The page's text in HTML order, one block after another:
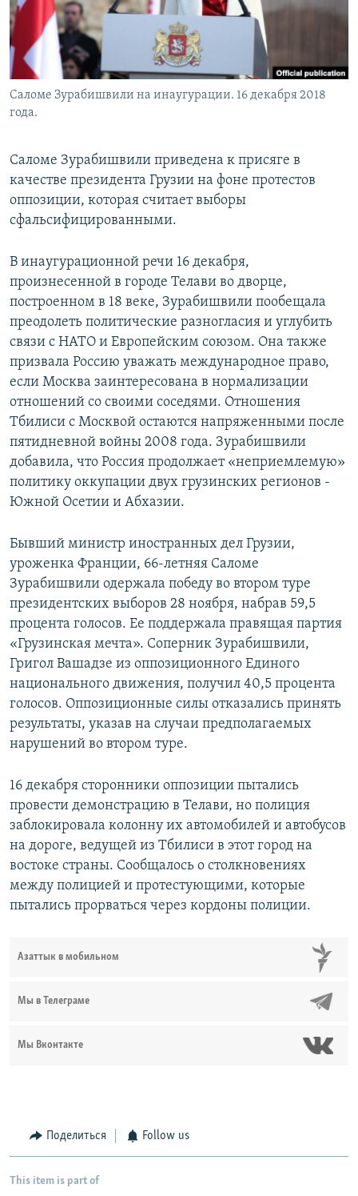
Саломе Зурабишвили на инаугурации. 16 декабря 2018
года.
Саломе Зурабишвили приведена к присяге в
качестве президента Грузии на фоне протестов
оппозиции, которая считает выборы
сфальсифицированными.
В инаугурационной речи 16 декабря,
произнесенной в городе Телави во дворце,
построенном в 18 веке, Зурабишвили пообещала
преодолеть политические разногласия и углубить
связи с НАТО и Европейским союзом. Она также
призвала Россию уважать международное право,
если Москва заинтересована в нормализации
отношений со своими соседями. Отношения
Тбилиси с Москвой остаются напряженными после
пятидневной войны 2008 года. Зурабишвили
добавила, что Россия продолжает «неприемлемую»
политику оккупации двух грузинских регионов -
Южной Осетии и Абхазии.
Бывший министр иностранных дел Грузии,
уроженка Франции, 66-летняя Саломе
Зурабишвили одержала победу во втором туре
президентских выборов 28 ноября, набрав 59,5
процента голосов. Ее поддержала правящая партия
«Грузинская мечта». Соперник Зурабишвили,
Григол Вашадзе из оппозиционного Единого
национального движения, получил 40,5 процента
голосов. Оппозиционные силы отказались принять
результаты, указав на случаи предполагаемых
нарушений во втором туре.
16 декабря сторонники оппозиции пытались
провести демонстрацию в Телави, но полиция
заблокировала колонну их автомобилей и автобусов
на дороге, ведущей из Тбилиси в этот город на
востоке страны. Сообщалось о столкновениях
между полицией и протестующими, которые
пытались прорваться через кордоны полиции.
Азаттык в мобильном
Мы в Телеграме
Мы Вконтакте
Поделиться Follow us
This item is part of